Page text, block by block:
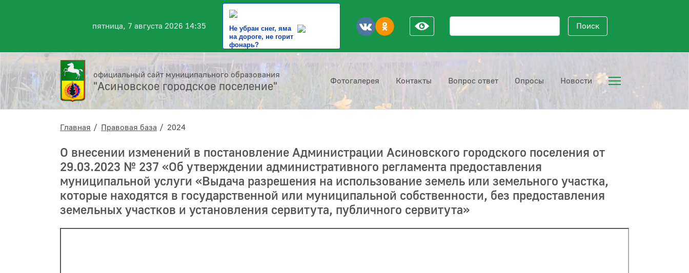
пятница, 7 августа 2026 14:35
Не убран снег, яма
на дороге, не горит
фонарь?
Поисковый запрос Поиск
официальный сайт муниципального образования
"Асиновское городское поселение" Фотогалерея Контакты Вопрос ответ Опросы Новости
Главная Правовая база 2024
О внесении изменений в постановление Администрации Асиновского городского поселения от
29.03.2023 № 237 «Об утверждении административного регламента предоставления
муниципальной услуги «Выдача разрешения на использование земель или земельного участка,
которые находятся в государственной или муниципальной собственности, без предоставления
земельных участков и установления сервитута, публичного сервитута»